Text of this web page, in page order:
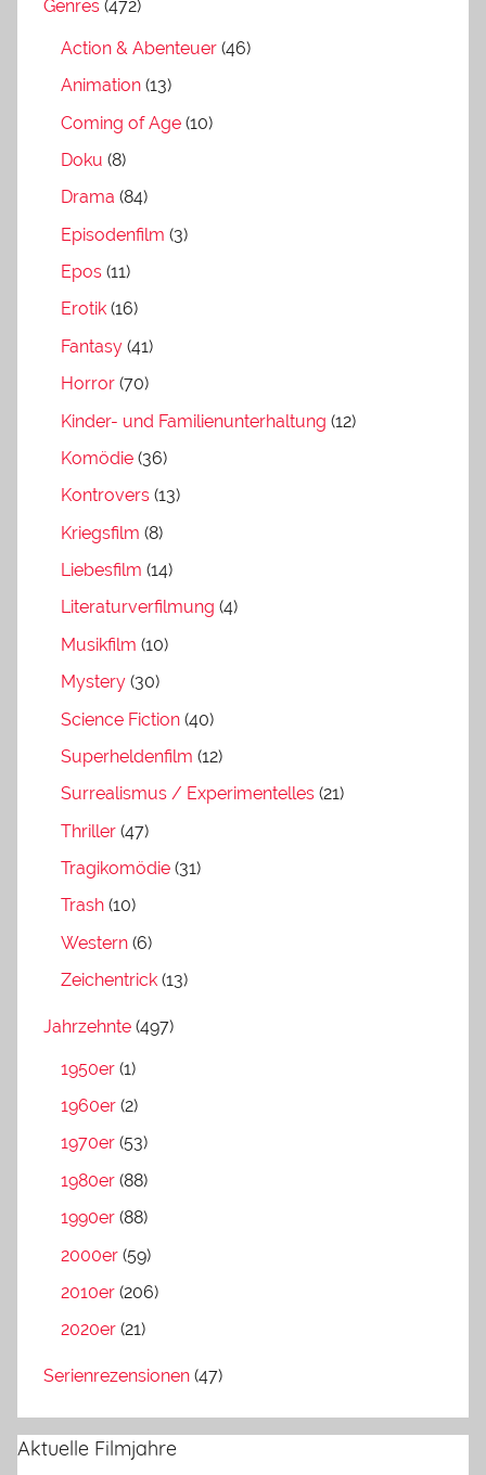
Genres (472)
Action & Abenteuer (46)
Animation (13)
Coming of Age (10)
Doku (8)
Drama (84)
Episodenfilm (3)
Epos (11)
Erotik (16)
Fantasy (41)
Horror (70)
Kinder- und Familienunterhaltung (12)
Komödie (36)
Kontrovers (13)
Kriegsfilm (8)
Liebesfilm (14)
Literaturverfilmung (4)
Musikfilm (10)
Mystery (30)
Science Fiction (40)
Superheldenfilm (12)
Surrealismus / Experimentelles (21)
Thriller (47)
Tragikomödie (31)
Trash (10)
Western (6)
Zeichentrick (13)
Jahrzehnte (497)
1950er (1)
1960er (2)
1970er (53)
1980er (88)
1990er (88)
2000er (59)
2010er (206)
2020er (21)
Serienrezensionen (47)
Aktuelle Filmjahre